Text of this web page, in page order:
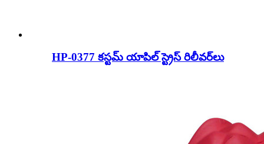
HP-0377 కస్టమ్ యాపిల్ స్ట్రెస్ రిలీవర్‌లు